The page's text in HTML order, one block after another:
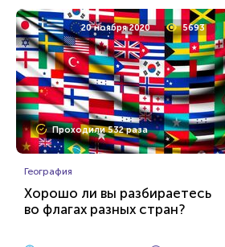
20 ноября 2020 5693
Проходили 532 раза
География
Хорошо ли вы разбираетесь
во флагах разных стран?